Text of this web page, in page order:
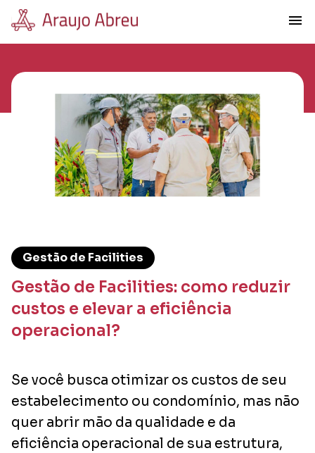
menu
Gestão de Facilities
Gestão de Facilities: como reduzir
custos e elevar a eficiência
operacional?
Se você busca otimizar os custos de seu
estabelecimento ou condomínio, mas não
quer abrir mão da qualidade e da
eficiência operacional de sua estrutura,